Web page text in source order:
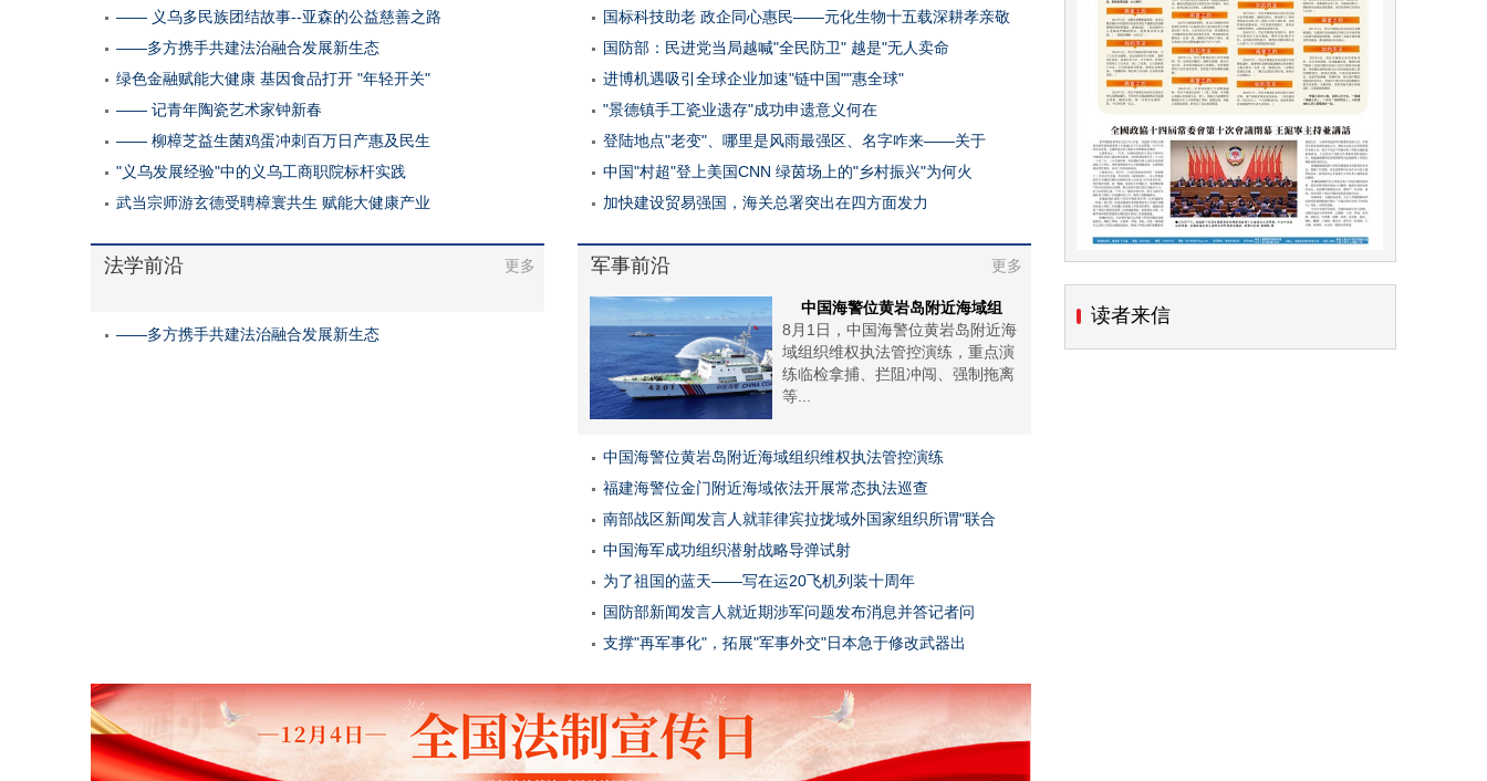
—— 义乌多民族团结故事--亚森的公益慈善之路
——多方携手共建法治融合发展新生态
绿色金融赋能大健康 基因食品打开 "年轻开关"
—— 记青年陶瓷艺术家钟新春
—— 柳樟芝益生菌鸡蛋冲刺百万日产惠及民生
"义乌发展经验"中的义乌工商职院标杆实践
武当宗师游玄德受聘樟寰共生 赋能大健康产业
国标科技助老 政企同心惠民——元化生物十五载深耕孝亲敬
国防部：民进党当局越喊"全民防卫" 越是"无人卖命
进博机遇吸引全球企业加速"链中国""惠全球"
"景德镇手工瓷业遗存"成功申遗意义何在
登陆地点"老变"、哪里是风雨最强区、名字咋来——关于
中国"村超"登上美国CNN 绿茵场上的"乡村振兴"为何火
加快建设贸易强国，海关总署突出在四方面发力
法学前沿 更多
——多方携手共建法治融合发展新生态
军事前沿 更多
中国海警位黄岩岛附近海域组
8月1日，中国海警位黄岩岛附近海
域组织维权执法管控演练，重点演
练临检拿捕、拦阻冲闯、强制拖离
等...
中国海警位黄岩岛附近海域组织维权执法管控演练
福建海警位金门附近海域依法开展常态执法巡查
南部战区新闻发言人就菲律宾拉拢域外国家组织所谓"联合
中国海军成功组织潜射战略导弹试射
为了祖国的蓝天——写在运20飞机列装十周年
国防部新闻发言人就近期涉军问题发布消息并答记者问
支撑"再军事化"，拓展"军事外交"日本急于修改武器出
读者来信